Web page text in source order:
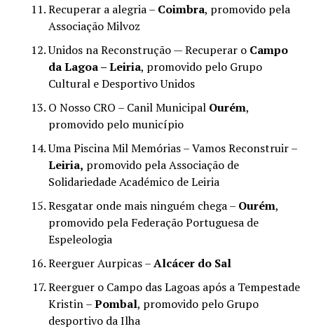
Recuperar a alegria – Coimbra, promovido pela
Associação Milvoz
Unidos na Reconstrução — Recuperar o Campo
da Lagoa – Leiria, promovido pelo Grupo
Cultural e Desportivo Unidos
O Nosso CRO – Canil Municipal Ourém,
promovido pelo município
Uma Piscina Mil Memórias – Vamos Reconstruir –
Leiria, promovido pela Associação de
Solidariedade Académico de Leiria
Resgatar onde mais ninguém chega – Ourém,
promovido pela Federação Portuguesa de
Espeleologia
Reerguer Aurpicas –Alcácer do Sal
Reerguer o Campo das Lagoas após a Tempestade
Kristin –Pombal, promovido pelo Grupo
desportivo da Ilha